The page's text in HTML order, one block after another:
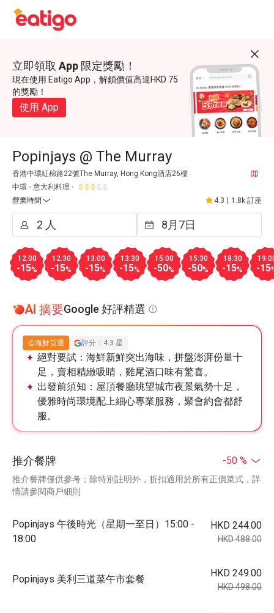
立即領取 App 限定獎勵！
現在使用 Eatigo App，解鎖價值高達HKD 75
的獎勵！
使用 App
Popinjays @ The Murray
香港中環紅棉路22號The Murray, Hong Kong酒店26樓
中環
意大利料理
營業時間
4.3 1.8k 訂座
12:00
-15%
12:30
-15%
13:00
-15%
13:30
-15%
15:00
-50%
15:30
-50%
18:30
-15% -15
AI 摘要Google 好評精選
海鮮首選 評分：4.3 星
絕對要試： 海鮮新鮮突出海味，拼盤澎湃份量十
足，賣相精緻吸睛，雞尾酒口味有驚喜。
出發前須知： 屋頂餐廳眺望城市夜景氣勢十足，
優雅時尚環境配上細心專業服務，聚會約會都舒
服。
推介餐牌 -50 %
推介餐牌僅供參考；除特別註明外，折扣適用於所有正價菜式，詳
情請參閱商戶細則
Popinjays 午後時光（星期一至日）15:00 -
18:00
HKD 244.00
HKD 488.00
Popinjays 美利三道菜午市套餐
HKD 249.00
HKD 498.00